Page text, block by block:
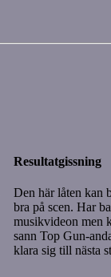
Resultatgissning
Den här låten kan
bra på scen. Har
musikvideon men
sann Top Gun-
klara sig till nästa